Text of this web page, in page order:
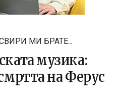
МИ БРАТЕ...
музика:
на Ферус